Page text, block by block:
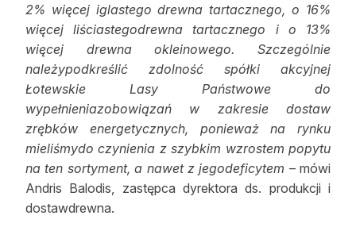
2% więcej iglastego drewna tartacznego, o 16%
więcej liściastegodrewna tartacznego i o 13%
więcej drewna okleinowego. Szczególnie
należypodkreślić zdolność spółki akcyjnej
Łotewskie Lasy Państwowe do
wypełnieniazobowiązań w zakresie dostaw
zrębków energetycznych, ponieważ na rynku
mieliśmydo czynienia z szybkim wzrostem popytu
na ten sortyment, a nawet z jegodeficytem – mówi
Andris Balodis, zastępca dyrektora ds. produkcji i
dostawdrewna.